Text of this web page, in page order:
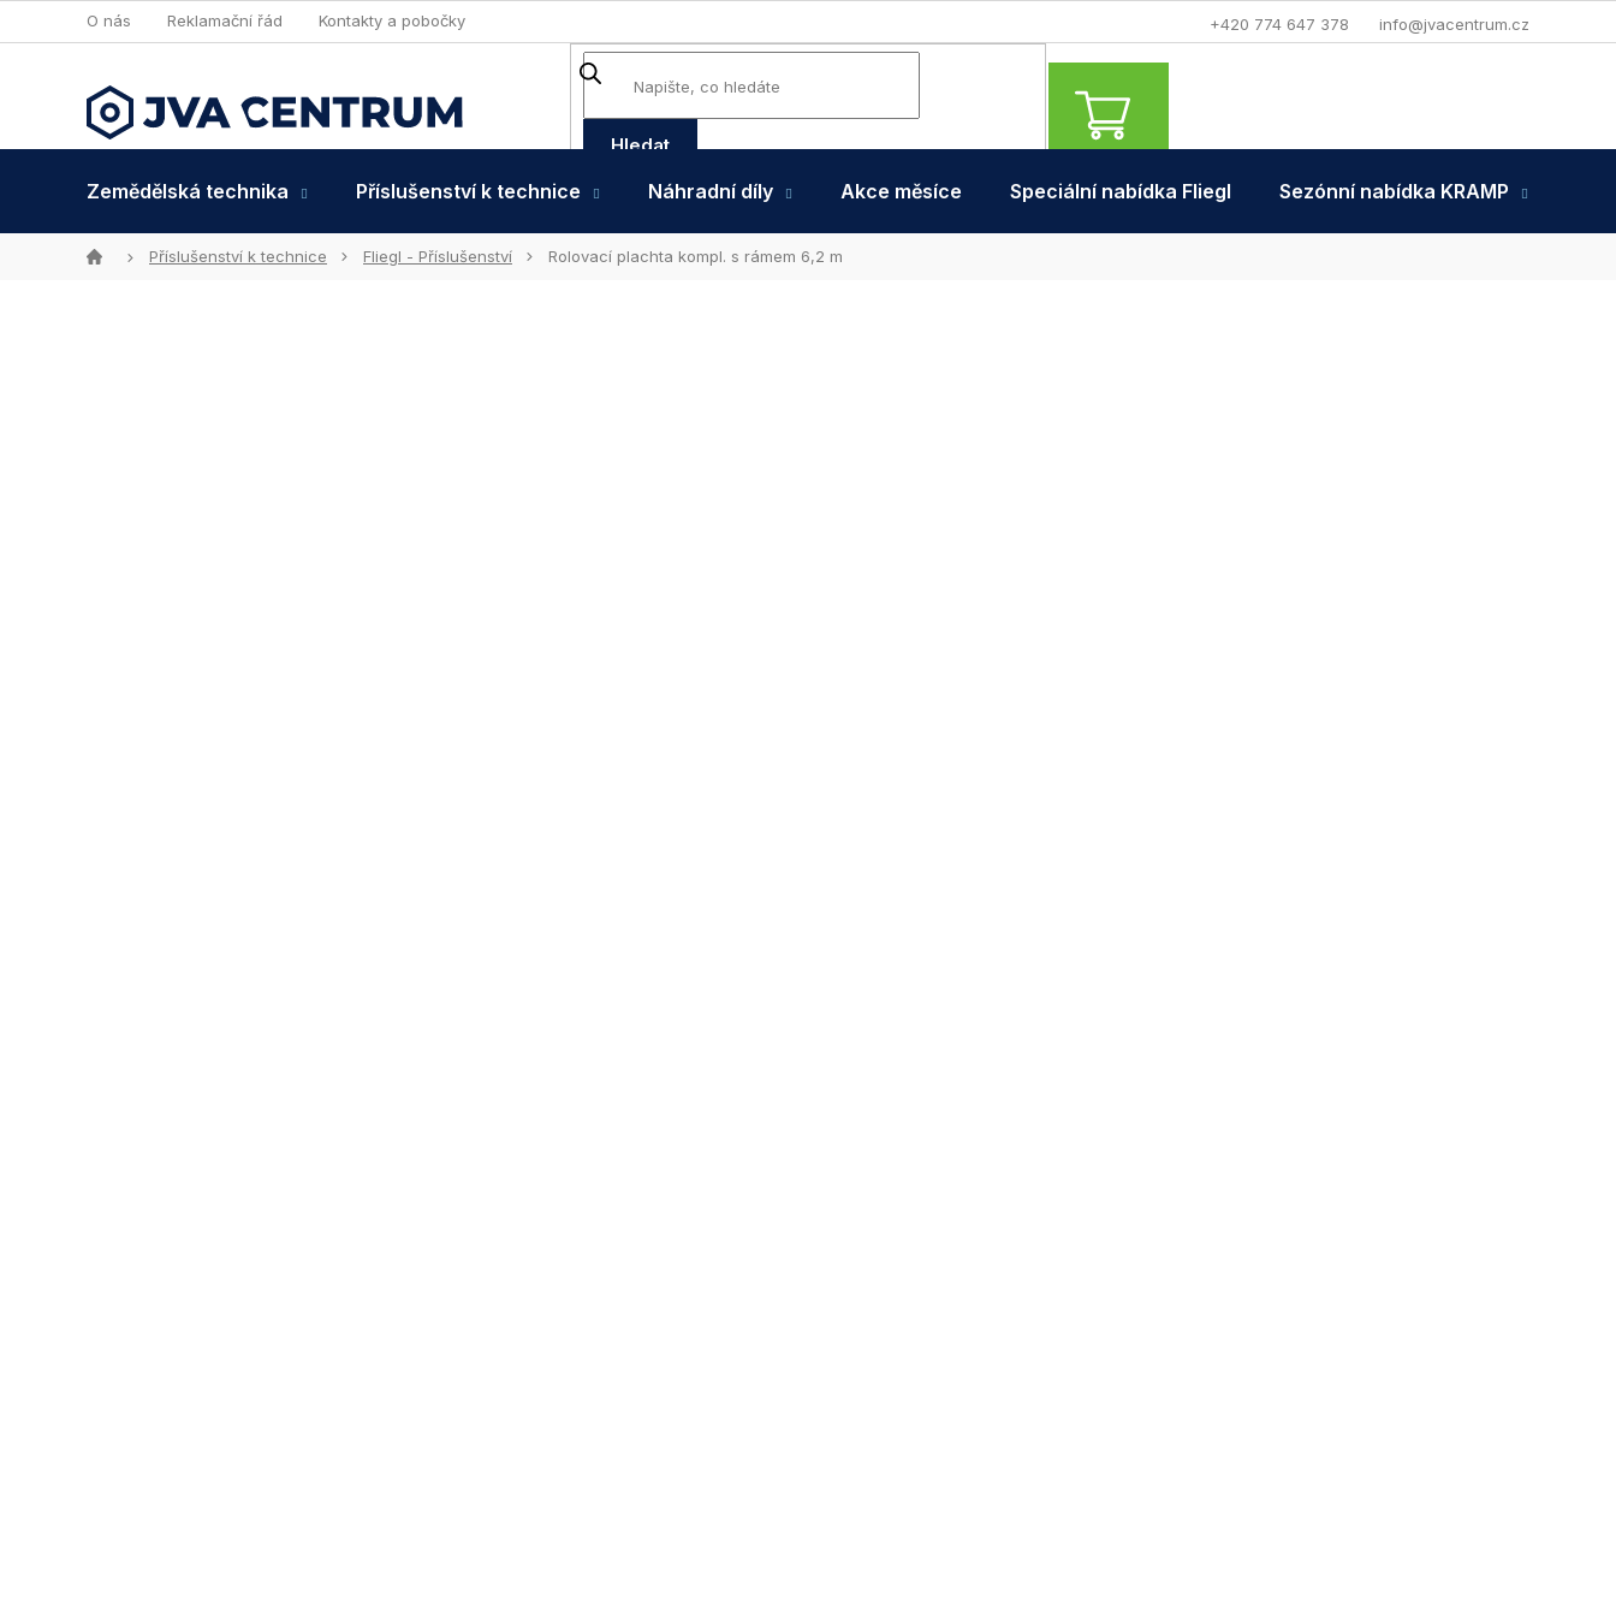
na
+420 774 647 378 info@jvacentrum.cz
O nás Reklamační řád Kontakty a pobočky
Hledat
NÁKUPNÍ
KOŠÍK
Zemědělská technika
Příslušenství k technice Náhradní díly Akce měsíce Speciální nabídka Fliegl Sezónní nabídka KRAMP
DomůPříslušenství k technice Fliegl - Příslušenství Rolovací plachta kompl. s rámem 6,2 m